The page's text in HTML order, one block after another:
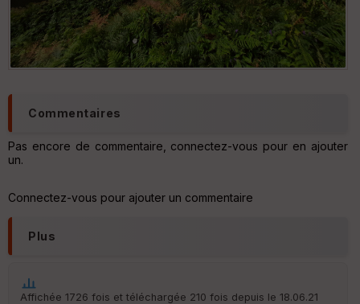
Commentaires
Pas encore de commentaire, connectez-vous pour en ajouter
un.
Connectez-vous pour ajouter un commentaire
Plus
Affichée 1726 fois et téléchargée 210 fois depuis le 18.06.21